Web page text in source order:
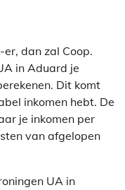
dan zal Coop.
in Aduard je
Dit komt
inkomen hebt. De
je inkomen per
van afgelopen
UA in